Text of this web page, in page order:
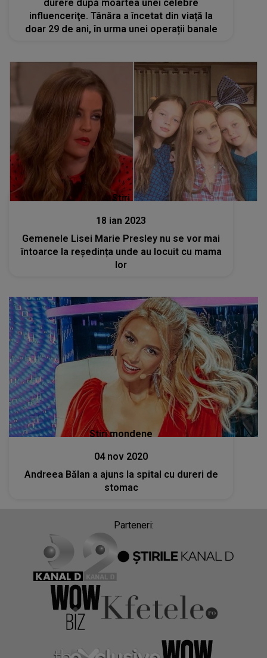
durere după moartea unei celebre
influenceriţe. Tânăra a încetat din viață la
doar 29 de ani, în urma unei operații banale
Stiri
18 ian 2023
Gemenele Lisei Marie Presley nu se vor mai
întoarce la reședința unde au locuit cu mama
lor
Stiri mondene
04 nov 2020
Andreea Bălan a ajuns la spital cu dureri de
stomac
Parteneri: